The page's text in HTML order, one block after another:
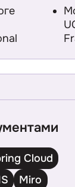
Cloud
Miro